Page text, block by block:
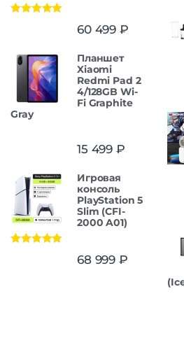
60 499 ₽
Планшет
Xiaomi
Redmi Pad 2
4/128GB Wi-
Fi Graphite
Gray
15 499 ₽
Игровая
консоль
PlayStation 5
Slim (CFI-
2000 A01)
68 999 ₽